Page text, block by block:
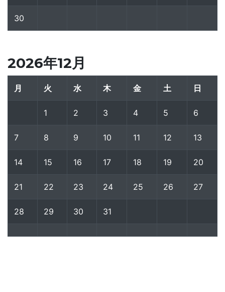
30
2026年12月
月 火 水 木 金 土 日
1 2 3 4 5 6
7 8 9 10 11 12 13
14 15 16 17 18 19 20
21 22 23 24 25 26 27
28 29 30 31